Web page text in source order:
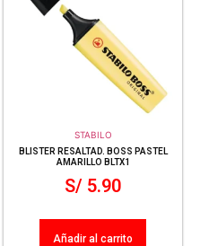
STABILO
BLISTER RESALTAD. BOSS PASTEL
AMARILLO BLTX1
S/ 5.90
Añadir al carrito